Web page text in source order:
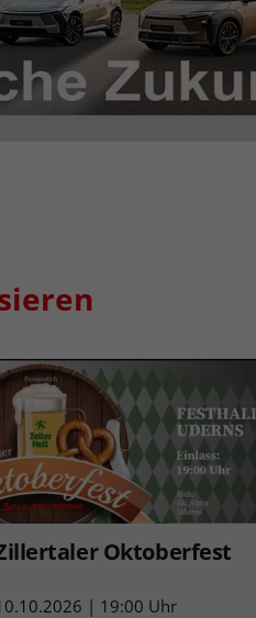
Oktoberfest
| 19:00 Uhr